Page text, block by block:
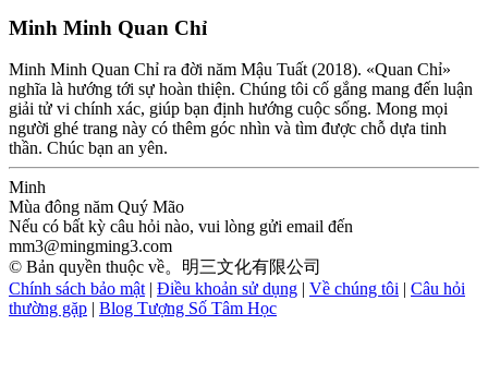
Minh Minh Quan Chỉ
Minh Minh Quan Chỉ ra đời năm Mậu Tuất (2018). «Quan Chỉ»
nghĩa là hướng tới sự hoàn thiện. Chúng tôi cố gắng mang đến luận
giải tử vi chính xác, giúp bạn định hướng cuộc sống. Mong mọi
người ghé trang này có thêm góc nhìn và tìm được chỗ dựa tinh
thần. Chúc bạn an yên.
Minh
Mùa đông năm Quý Mão
Nếu có bất kỳ câu hỏi nào, vui lòng gửi email đến
mm3@mingming3.com
© Bản quyền thuộc về。明三文化有限公司
Chính sách bảo mật | Điều khoản sử dụng | Về chúng tôi | Câu hỏi
thường gặp | Blog Tượng Số Tâm Học